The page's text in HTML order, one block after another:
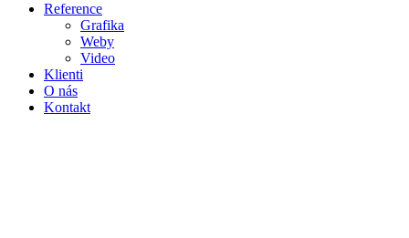
Reference
Grafika
Weby
Video
Klienti
O nás
Kontakt